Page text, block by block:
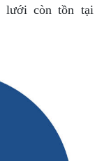
lưới còn tồn tại